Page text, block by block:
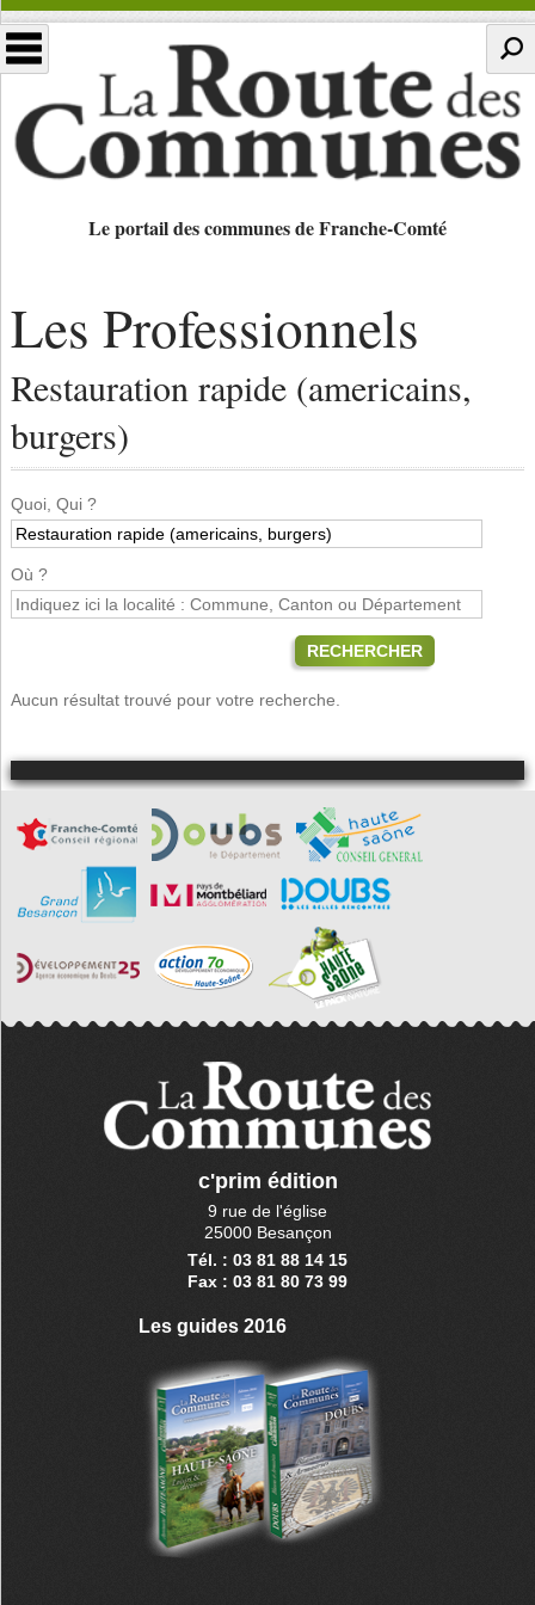
Le portail des communes de Franche-Comté
Les Professionnels
Restauration rapide (americains,
burgers)
Quoi, Qui ?
Où ?
RECHERCHER
Aucun résultat trouvé pour votre recherche.
c'prim édition
9 rue de l'église
25000 Besançon
Tél. : 03 81 88 14 15
Fax : 03 81 80 73 99
Les guides 2016